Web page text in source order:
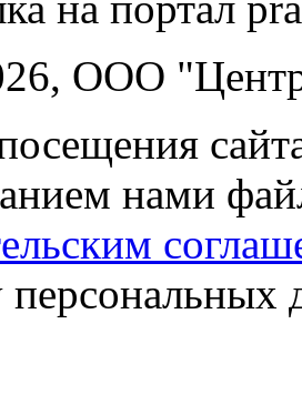
ООО "Центр
нами
персональных